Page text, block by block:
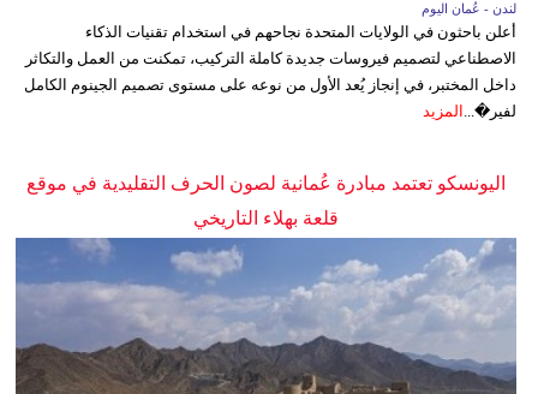
لندن - عُمان اليوم
أعلن باحثون في الولايات المتحدة نجاحهم في استخدام تقنيات الذكاء
الاصطناعي لتصميم فيروسات جديدة كاملة التركيب، تمكنت من العمل والتكاثر
داخل المختبر، في إنجاز يُعد الأول من نوعه على مستوى تصميم الجينوم الكامل
لفير�... المزيد
اليونسكو تعتمد مبادرة عُمانية لصون الحرف التقليدية في موقع
قلعة بهلاء التاريخي